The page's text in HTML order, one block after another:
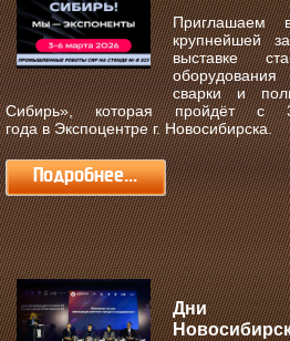
Приглашаем
крупнейшей
выставке
сварки и
Сибирь», которая пройдёт с
годавЭкспоцентре г. Новосибирска.
Подробнее...
Дни